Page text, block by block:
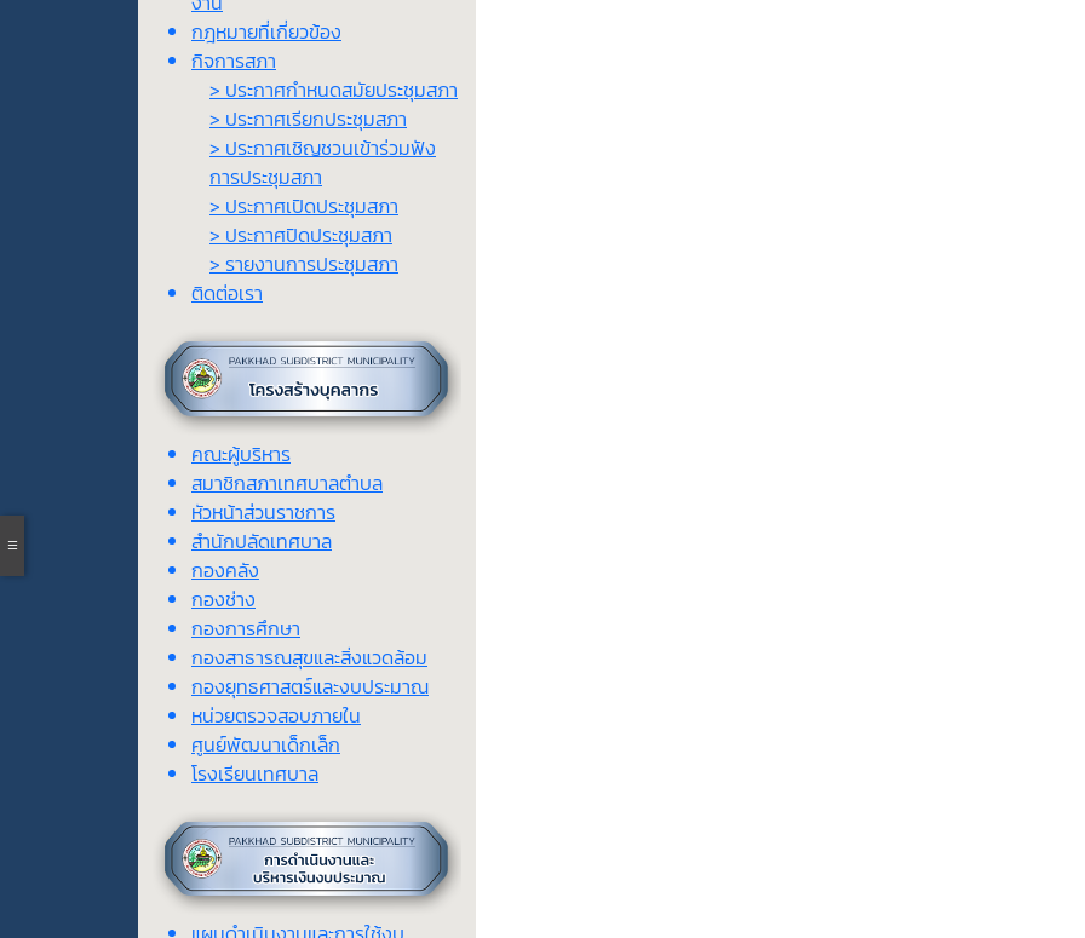
กฎหมายที่เกี่ยวข้อง
กิจการสภา
> ประกาศกำหนดสมัยประชุมสภา
> ประกาศเรียกประชุมสภา
> ประกาศเชิญชวนเข้าร่วมฟัง
การประชุมสภา
> ประกาศเปิดประชุมสภา
> ประกาศปิดประชุมสภา
> รายงานการประชุมสภา
ติดต่อเรา
คณะผู้บริหาร
สมาชิกสภาเทศบาลตำบล
หัวหน้าส่วนราชการ
สำนักปลัดเทศบาล
กองคลัง
กองช่าง
กองการศึกษา
กองสาธารณสุขและสิ่งแวดล้อม
กองยุทธศาสตร์และงบประมาณ
หน่วยตรวจสอบภายใน
ศูนย์พัฒนาเด็กเล็ก
โรงเรียนเทศบาล